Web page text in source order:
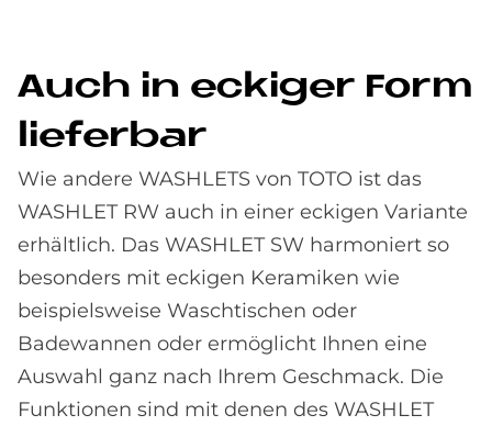
Auch in ecki­ger Form
lie­fer­bar
Wie andere WASHLETS von TOTO ist das
WASHLET RW auch in einer eckigen Variante
erhältlich. Das WASHLET SW harmoniert so
besonders mit eckigen Keramiken wie
beispielsweise Waschtischen oder
Badewannen oder ermöglicht Ihnen eine
Auswahl ganz nach Ihrem Geschmack. Die
Funktionen sind mit denen des WASHLET